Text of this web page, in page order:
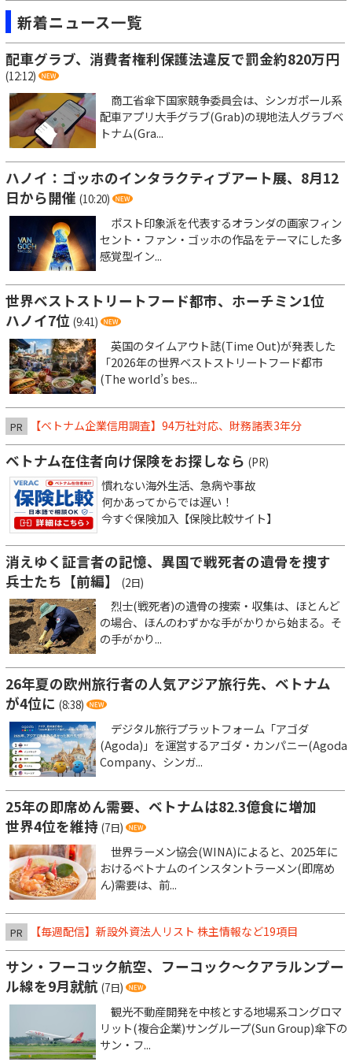
新着ニュース一覧
配車グラブ、消費者権利保護法違反で罰金約820万円
(12:12)
商工省傘下国家競争委員会は、シンガポール系
配車アプリ大手グラブ(Grab)の現地法人グラブベ
トナム(Gra...
ハノイ：ゴッホのインタラクティブアート展、8月12
日から開催 (10:20)
ポスト印象派を代表するオランダの画家フィン
セント・ファン・ゴッホの作品をテーマにした多
感覚型イン...
世界ベストストリートフード都市、ホーチミン1位
ハノイ7位 (9:41)
英国のタイムアウト誌(Time Out)が発表した
「2026年の世界ベストストリートフード都市
(The world’s bes...
PR 【ベトナム企業信用調査】94万社対応、財務諸表3年分
ベトナム在住者向け保険をお探しなら (PR)
慣れない海外生活、急病や事故
何かあってからでは遅い！
今すぐ保険加入【保険比較サイト】
消えゆく証言者の記憶、異国で戦死者の遺骨を捜す
兵士たち【前編】
(2日)
烈士(戦死者)の遺骨の捜索・収集は、ほとんど
の場合、ほんのわずかな手がかりから始まる。そ
の手がかり...
26年夏の欧州旅行者の人気アジア旅行先、ベトナム
が4位に (8:38)
デジタル旅行プラットフォーム「アゴダ
(Agoda)」を運営するアゴダ・カンパニー(Agoda
Company、シンガ...
25年の即席めん需要、ベトナムは82.3億食に増加
世界4位を維持 (7日)
世界ラーメン協会(WINA)によると、2025年に
おけるベトナムのインスタントラーメン(即席め
ん)需要は、前...
PR 【毎週配信】新設外資法人リスト 株主情報など19項目
サン・フーコック航空、フーコック～クアラルンプー
ル線を9月就航 (7日)
観光不動産開発を中核とする地場系コングロマ
リット(複合企業)サングループ(Sun Group)傘下の
サン・フ...